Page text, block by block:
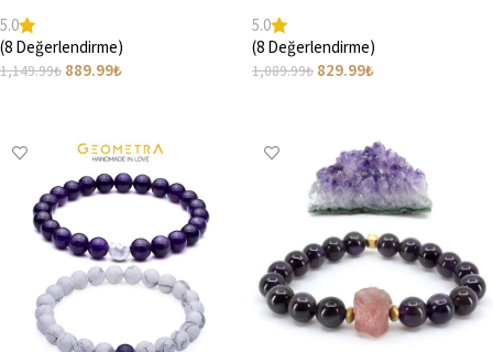
5.0
(8 Değerlendirme)
1,149.99₺ 889.99₺
5.0
(8 Değerlendirme)
1,089.99₺ 829.99₺